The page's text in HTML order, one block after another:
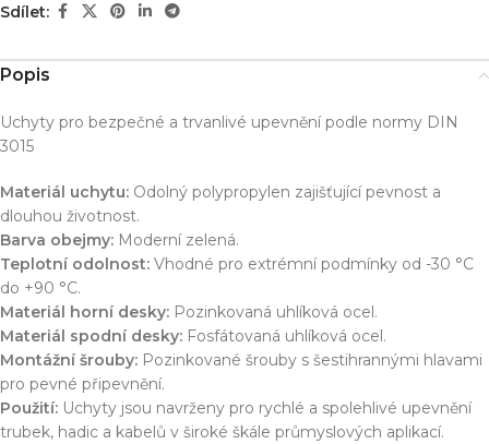
Sdílet:
Popis
Uchyty pro bezpečné a trvanlivé upevnění podle normy DIN
3015
Materiál uchytu: Odolný polypropylen zajišťující pevnost a
dlouhou životnost.
Barva obejmy: Moderní zelená.
Teplotní odolnost: Vhodné pro extrémní podmínky od -30 °C
do +90 °C.
Materiál horní desky: Pozinkovaná uhlíková ocel.
Materiál spodní desky: Fosfátovaná uhlíková ocel.
Montážní šrouby: Pozinkované šrouby s šestihrannými hlavami
pro pevné připevnění.
Použití: Uchyty jsou navrženy pro rychlé a spolehlivé upevnění
trubek, hadic a kabelů v široké škále průmyslových aplikací.